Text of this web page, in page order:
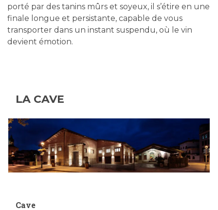
porté par des tanins mûrs et soyeux, il s’étire en une
finale longue et persistante, capable de vous
transporter dans un instant suspendu, où le vin
devient émotion.
LA CAVE
Cave